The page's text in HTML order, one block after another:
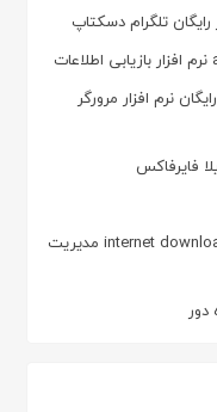
دانلود google chrome 145.0.7632.117 رایگان نرم افزار مرورگر
دانلود internet download manager (IDM) 6.42.61 Retail مدیریت